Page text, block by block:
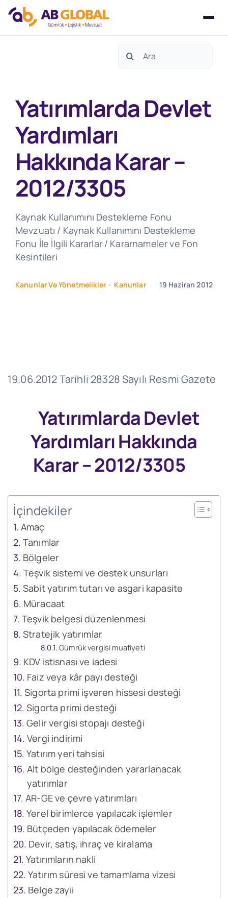
Search
Yatırımlarda Devlet
Yardımları
Hakkında Karar –
2012/3305
Kaynak Kullanımını Destekleme Fonu
Mevzuatı / Kaynak Kullanımını Destekleme
Fonu İle İlgili Kararlar / Kararnameler ve Fon
Kesintileri
Kanunlar Ve Yönetmelikler • Kanunlar 19 Haziran 2012
19.06.2012 Tarihli 28328 Sayılı Resmi Gazete
Yatırımlarda Devlet
Yardımları Hakkında
Karar – 2012/3305
İçindekiler
Amaç
Tanımlar
Bölgeler
Teşvik sistemi ve destek unsurları
Sabit yatırım tutarı ve asgari kapasite
Müracaat
Teşvik belgesi düzenlenmesi
Stratejik yatırımlar
Gümrük vergisi muafiyeti
KDV istisnası ve iadesi
Faiz veya kâr payı desteği
Sigorta primi işveren hissesi desteği
Sigorta primi desteği
Gelir vergisi stopajı desteği
Vergi indirimi
Yatırım yeri tahsisi
Alt bölge desteğinden yararlanacak
yatırımlar
AR-GE ve çevre yatırımları
Yerel birimlerce yapılacak işlemler
Bütçeden yapılacak ödemeler
Devir, satış, ihraç ve kiralama
Yatırımların nakli
Yatırım süresi ve tamamlama vizesi
Belge zayii